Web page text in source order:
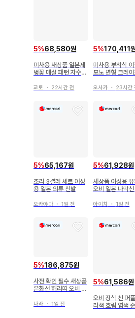
5%68,580원
미사용 새상품 일본제
벚꽃 매실 패턴 자수
실크 마루구케 옅은 그
교토 ・ 22시간 전
5%170,411
미사용 부착식 이
모노 변형 크레이
색) 155cm 전후
오사카・ 23시간
5%65,167원
조리 3켤레 세트 여성
용 일본 의류 신발
오카야마 ・ 1일 전
5%61,928원
새상품 여성용
오비 일본 나막신
아이치 ・ 1일 전
5%186,875원
사전 확인 필수 새상품
은화선 허리띠 오비 장
897zmll
나라 ・ 1일 전
5%61,586원
오비 장식 천 퍼
라색 흐림 염색